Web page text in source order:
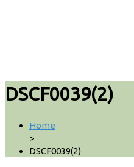
DSCF0039(2)
Home
>
DSCF0039(2)